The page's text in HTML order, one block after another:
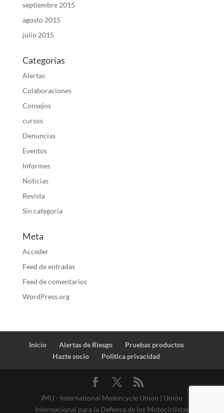
septiembre 2015
agosto 2015
julio 2015
Categorías
Alertas
Colaboraciones
Consejos
cursos
Denuncias
Eventos
Informes
Noticias
Revista
Sin categoría
Meta
Acceder
Feed de entradas
Feed de comentarios
WordPress.org
Inicio Alertas de Riesgo
Pruebas productos
Hazte socio
Politica privacidad
IMU - International Motorcycle Union | Unión
Internacional para la Defensa de los Motociclistas